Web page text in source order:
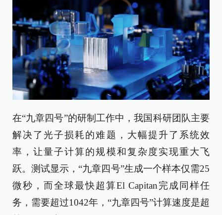
在“九章四号”的研制工作中，我国科研团队主要
解决了光子损耗的难题，大幅提升了系统效
率，让量子计算的规模和复杂度实现重大飞
跃。测试显示，“九章四号”生成一个样本仅需25
微秒，而全球最快超算El Capitan完成同样任
务，需要超过1042年，“九章四号”计算速度是超